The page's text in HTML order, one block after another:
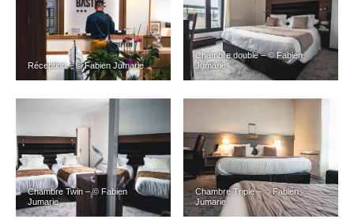
Réception – © Fabien Jumarie
Chambre double – © Fabien
Jumarie
Chambre Twin – © Fabien
Jumarie
Chambre Triple – © Fabien
Jumarie